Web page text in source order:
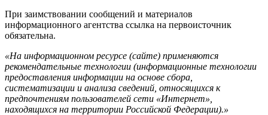
При заимствовании сообщений и материалов
информационного агентства ссылка на первоисточник
обязательна.
«На информационном ресурсе (сайте) применяются
рекомендательные технологии (информационные технологии
предоставления информации на основе сбора,
систематизации и анализа сведений, относящихся к
предпочтениям пользователей сети «Интернет»,
находящихся на территории Российской Федерации).»